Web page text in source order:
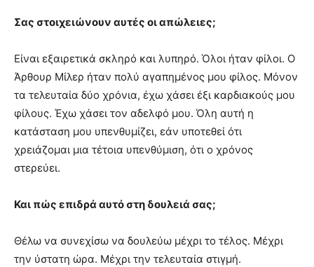
Σας στοιχειώνουν αυτές οι απώλειες;
Είναι εξαιρετικά σκληρό και λυπηρό. Όλοι ήταν φίλοι. Ο
Άρθουρ Μίλερ ήταν πολύ αγαπημένος μου φίλος. Μόνον
τα τελευταία δύο χρόνια, έχω χάσει έξι καρδιακούς μου
φίλους. Έχω χάσει τον αδελφό μου. Όλη αυτή η
κατάσταση μου υπενθυμίζει, εάν υποτεθεί ότι
χρειάζομαι μια τέτοια υπενθύμιση, ότι ο χρόνος
στερεύει.
Και πώς επιδρά αυτό στη δουλειά σας;
Θέλω να συνεχίσω να δουλεύω μέχρι το τέλος. Μέχρι
την ύστατη ώρα. Μέχρι την τελευταία στιγμή.